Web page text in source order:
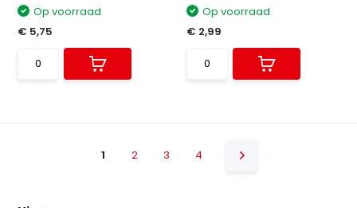
Op voorraad
€ 5,75
Op voorraad
€ 2,99
1 2 3 4